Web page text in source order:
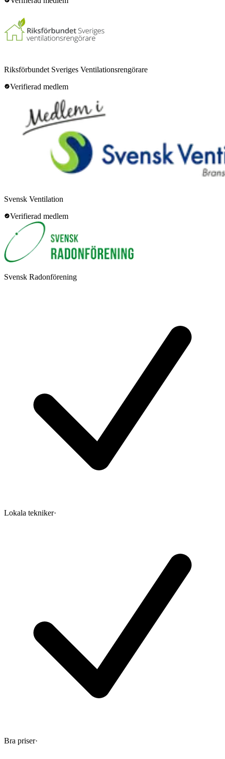
Riksförbundet Sveriges Ventilationsrengörare
Verifierad medlem
Svensk Ventilation
Verifierad medlem
Svensk Radonförening
Lokala tekniker·
Bra priser·